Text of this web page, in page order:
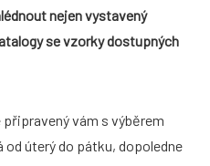
nejen vystavený
se vzorky dostupných
vám s výběrem
úterý do pátku, dopoledne